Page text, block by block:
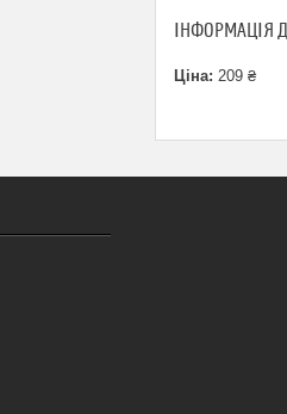
ІНФОРМАЦІЯ
Ціна: 209 ₴